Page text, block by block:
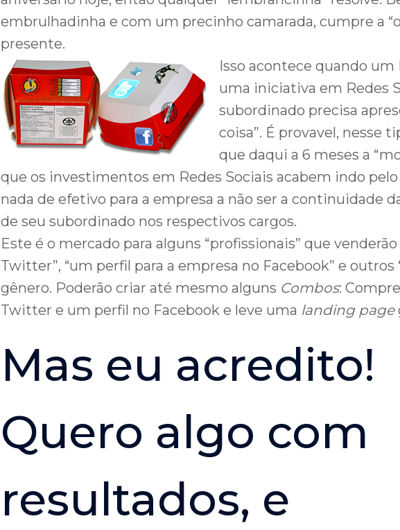
embrulhadinha e com um precinho camarada, cumpre a
presente.
Isso acontece quando um
uma iniciativa em Redes
subordinado precisa
coisa”. É provavel, nesse
que daqui a 6 meses a
que os investimentos em Redes Sociais acabem indo pelo
nada de efetivo para a empresa a não ser a continuidade
de seu subordinado nos respectivos cargos.
Este é o mercado para alguns “profissionais” que
Twitter”, “um perfil para a empresa no Facebook” e outros
gênero. Poderão criar até mesmo alguns Combos:
Twitter e um perfil no Facebook e leve uma landing page
Mas eu acredito!
Quero algo com
resultados, e